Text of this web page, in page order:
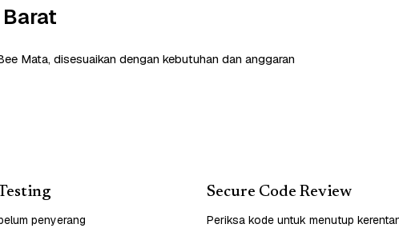
Mata, disesuaikan dengan kebutuhan dan anggaran
penyerang
Secure Code Review
Periksa kode untuk menutup